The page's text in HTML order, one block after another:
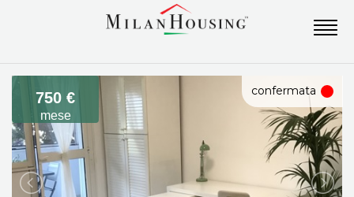
confermata
750 €
mese